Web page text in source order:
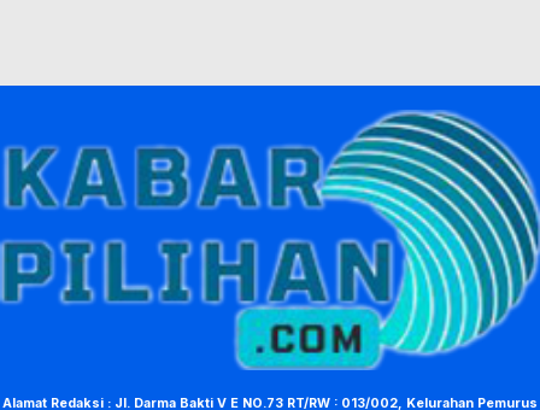
Alamat Redaksi : Jl. Darma Bakti V E NO.73 RT/RW : 013/002, Kelurahan Pemurus